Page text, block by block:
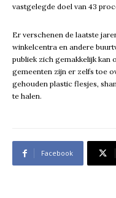
vastgelegde doel van 43
Er verschenen de laatste
winkelcentra en andere
publiek zich gemakkelijk kan
gemeenten zijn er zelfs toe
gehouden plastic flesjes,
te halen.
Facebook